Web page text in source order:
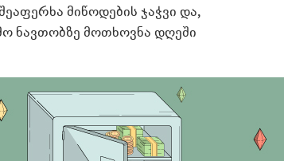
მიწოდების ჯაჭვი და,
ნავთობზე მოთხოვნა დღეში